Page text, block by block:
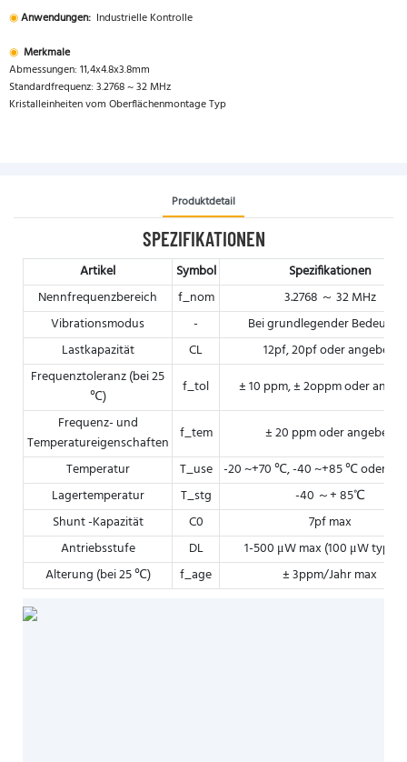
◉Anwendungen: Industrielle Kontrolle
◉ Merkmale
Abmessungen: 11,4x4.8x3.8mm
Standardfrequenz: 3.2768 ~ 32 MHz
Kristalleinheiten vom Oberflächenmontage Typ
Produktdetail
SPEZIFIKATIONEN
Artikel Symbol
Spezifikationen
Nennfrequenzbereich
f_nom
3.2768 ～ 32 MHz
Vibrationsmodus
-
Bei grundlegender
Lastkapazität
CL
12pf, 20pf oder angeben
Frequenztoleranz (bei 25
℃)
f_tol
± 10 ppm, ± 2oppm oder
Frequenz- und
Temperatureigenschaften f_tem
± 20 ppm oder angeben
Temperatur
T_use -20 ~+70 ℃, -40 ~+85 ℃ oder
Lagertemperatur
T_stg
-40 ～+ 85℃
Shunt -Kapazität
C0
7pf max
Antriebsstufe
DL
1-500 μW max (100 μW
Alterung (bei 25 ℃)
f_age ± 3ppm/Jahr max